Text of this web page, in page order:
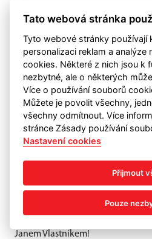
Vyhlášení nejlepší
2025
19. 1. 2026, 13:36
Na Vyhlášení nejlepší posádky
Janem Vlastníkem!
Tato webová stránka
Tyto webové stránky používají
personalizaci reklam a
cookies. Některé z nich jsou k
nezbytné, ale o některých
Více o používání souborů
Můžete je povolit všechny,
všechny odmítnout. Více
stránce Zásady používání
Nastavení cookies
Přijmout
Pouze